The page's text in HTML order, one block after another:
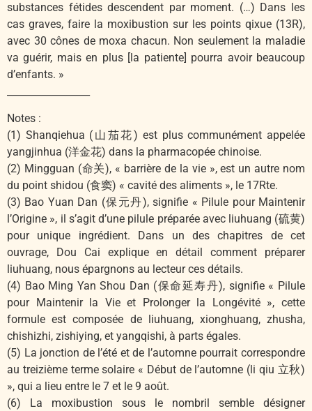
substances fétides descendent par moment. (…) Dans les
cas graves, faire la moxibustion sur les points qixue (13R),
avec 30 cônes de moxa chacun. Non seulement la maladie
va guérir, mais en plus [la patiente] pourra avoir beaucoup
d’enfants. »
Notes :
(1) Shanqiehua (山茄花) est plus communément appelée
yangjinhua (洋金花) dans la pharmacopée chinoise.
(2) Mingguan (命关), « barrière de la vie », est un autre nom
du point shidou (食窦) « cavité des aliments », le 17Rte.
(3) Bao Yuan Dan (保元丹), signifie « Pilule pour Maintenir
l’Origine », il s’agit d’une pilule préparée avec liuhuang (硫黄)
pour unique ingrédient. Dans un des chapitres de cet
ouvrage, Dou Cai explique en détail comment préparer
liuhuang, nous épargnons au lecteur ces détails.
(4) Bao Ming Yan Shou Dan (保命延寿丹), signifie « Pilule
pour Maintenir la Vie et Prolonger la Longévité », cette
formule est composée de liuhuang, xionghuang, zhusha,
chishizhi, zishiying, et yangqishi, à parts égales.
(5) La jonction de l’été et de l’automne pourrait correspondre
au treizième terme solaire « Début de lʼautomne (li qiu 立秋)
», qui a lieu entre le 7 et le 9 août.
(6) La moxibustion sous le nombril semble désigner